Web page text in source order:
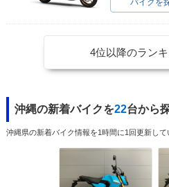
バイクを
4位以降のラン
沖縄の新着バイクを22台から
沖縄県の新着バイク情報を1時間に1回更新して